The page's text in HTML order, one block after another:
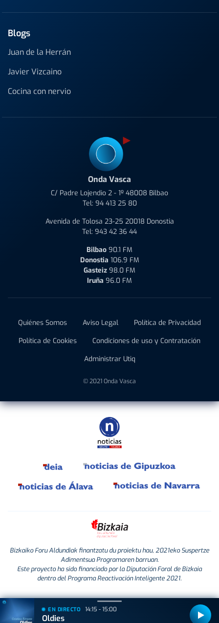
Blogs
Juan de la Herrán
Javier Vizcaino
Cocina con nervio
Onda Vasca
C/ Padre Lojendio 2 - 1º 48008 Bilbao
Tel: 94 413 25 80
Avenida de Tolosa 23-25 20018 Donostia
Tel: 943 42 36 44
Bilbao 90.1 FM
Donostia 106.9 FM
Gasteiz 98.0 FM
Iruña 96.0 FM
Quiénes Somos Aviso Legal
Política de Privacidad
Política de Cookies
Condiciones de uso y Contratación
Administrar Utiq
© 2021 Onda Vasca
Bizkaiko Foru Aldundiak finantzatu du proiektu hau, 2021eko Suspertze
Adimentsua Programaren barruan.
Este proyecto ha sido financiado por la Diputación Foral de Bizkaia
dentro del Programa Reactivación Inteligente 2021.
EN DIRECTO 14:15 - 15:00
Oldies